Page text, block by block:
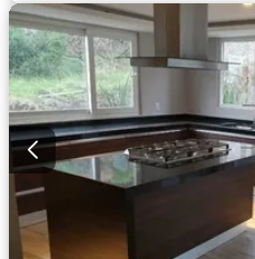
Zonas verdes